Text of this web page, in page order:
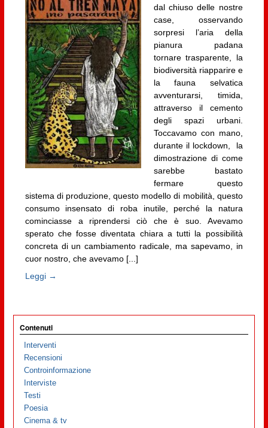
dal chiuso delle nostre
case, osservando
sorpresi l’aria della
pianura padana
tornare trasparente, la
biodiversità riapparire e
la fauna selvatica
avventurarsi, timida,
attraverso il cemento
degli spazi urbani.
Toccavamo con mano,
durante il lockdown, la
dimostrazione di come
sarebbe bastato
fermare questo
sistema di produzione, questo modello di mobilità, questo
consumo insensato di roba inutile, perché la natura
cominciasse a riprendersi ciò che è suo. Avevamo
sperato che fosse diventata chiara a tutti la possibilità
concreta di un cambiamento radicale, ma sapevamo, in
cuor nostro, che avevamo [...]
Leggi →
Contenuti
Interventi
Recensioni
Controinformazione
Interviste
Testi
Poesia
Cinema & tv